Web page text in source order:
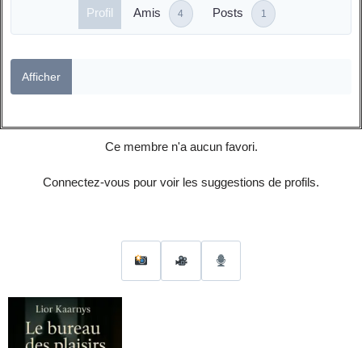
Profil Amis 4 Posts 1
Afficher
Ce membre n'a aucun favori.
Connectez-vous pour voir les suggestions de profils.